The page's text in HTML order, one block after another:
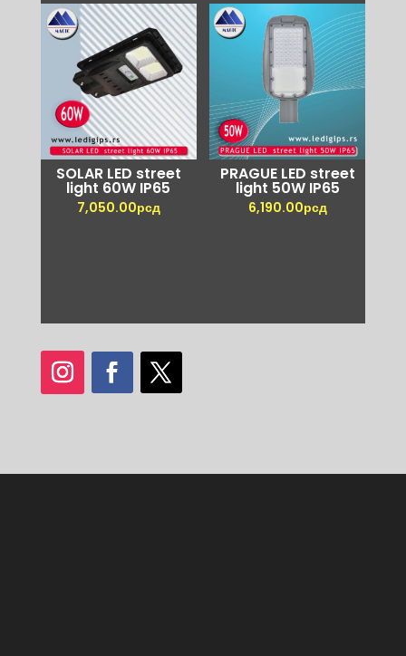
SOLAR LED street
light 60W IP65
7,050.00рсд
PRAGUE LED street
light 50W IP65
6,190.00рсд